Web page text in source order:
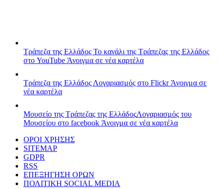
Τράπεζα της Ελλάδος Το κανάλι της Τράπεζας της Ελλάδος
στο YouTube Άνοιγμα σε νέα καρτέλα
Τράπεζα της Ελλάδος Λογαριασμός στο FlickrΆνοιγμα σε
νέα καρτέλα
Μουσείο της Τράπεζας της ΕλλάδοςΛογαριασμός του
Μουσείου στο facebook Άνοιγμα σε νέα καρτέλα
ΟΡΟΙ ΧΡΗΣΗΣ
SITEMAP
GDPR
RSS
ΕΠΕΞΗΓΗΣΗ ΟΡΩΝ
ΠΟΛΙΤΙΚΗ SOCIAL MEDIA